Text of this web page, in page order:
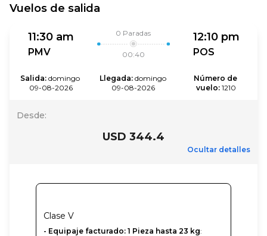
Vuelos de salida
11:30 am
PMV
0 Paradas
00:40
12:10 pm
POS
Salida: domingo
09-08-2026
Llegada: domingo
09-08-2026
Número de
vuelo: 1210
Desde:
USD 344.4
Ocultar detalles
Clase V
- ‎Equipaje facturado: 1 Pieza hasta 23 kg: